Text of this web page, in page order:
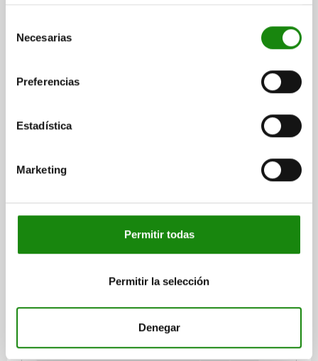
Necesarias
Preferencias
Estadística
Marketing
Permitir todas
Permitir la selección
Denegar
$734.75
DETALLES
M20X1,5, FORMA:G, ACERO INOXIDABLE
ROSCA=M20X1,5
MATERIAL DEL CUERPO DE BASE=ACERO INOXIDABLE